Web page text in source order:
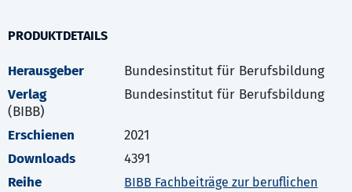
PRODUKTDETAILS
Herausgeber
Bundesinstitut für Berufsbildung
Verlag
Bundesinstitut für Berufsbildung
(BIBB)
Erschienen
2021
Downloads
4391
Reihe
BIBB Fachbeiträge zur beruflichen